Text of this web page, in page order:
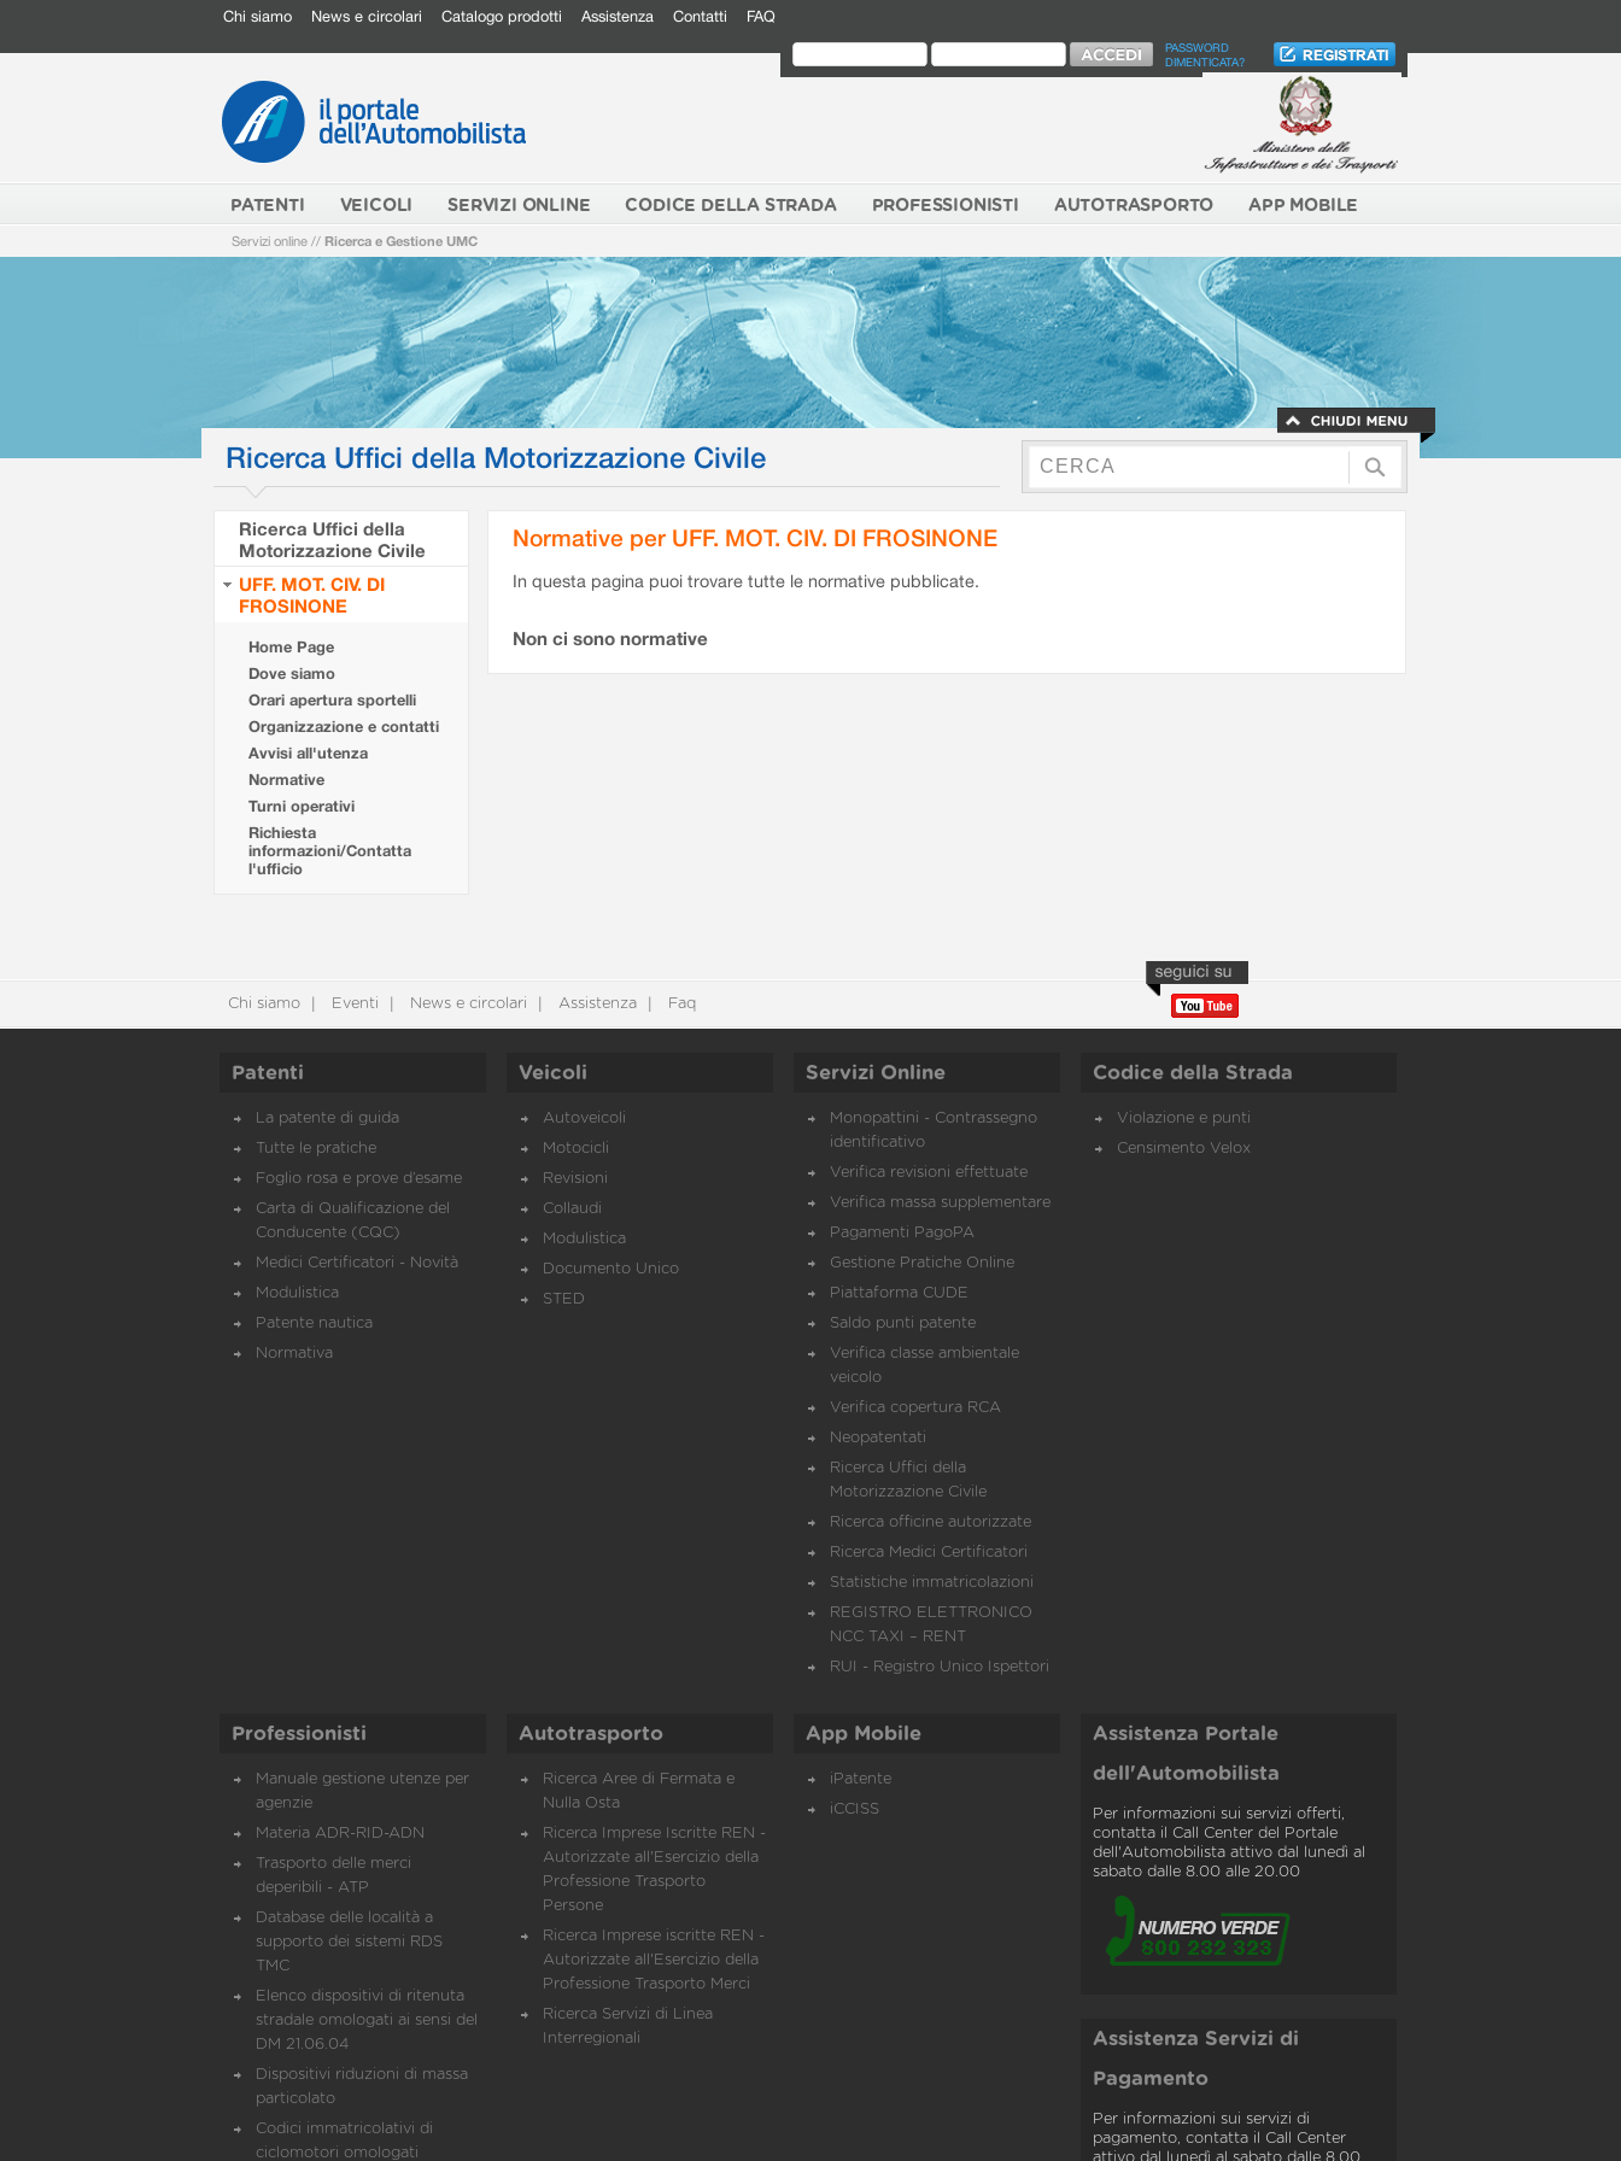
Chi siamo News e circolari Catalogo prodotti Assistenza Contatti FAQ
PASSWORD
DIMENTICATA?
PATENTI VEICOLI SERVIZI ONLINE CODICE DELLA STRADA PROFESSIONISTI AUTOTRASPORTO APP MOBILE
Servizi online // Ricerca e Gestione UMC
Ricerca Uffici della Motorizzazione Civile
Ricerca Uffici della
Motorizzazione Civile
UFF. MOT. CIV. DI
FROSINONE
Home Page
Dove siamo
Orari apertura sportelli
Organizzazione e contatti
Avvisi all'utenza
Normative
Turni operativi
Richiesta
informazioni/Contatta
l'ufficio
Normative per UFF. MOT. CIV. DI FROSINONE
In questa pagina puoi trovare tutte le normative pubblicate.
Non ci sono normative
Chi siamo Eventi News e circolari Assistenza Faq
Patenti
La patente di guida
Tutte le pratiche
Foglio rosa e prove d’esame
Carta di Qualificazione del
Conducente (CQC)
Medici Certificatori - Novità
Modulistica
Patente nautica
Normativa
Veicoli
Autoveicoli
Motocicli
Revisioni
Collaudi
Modulistica
Documento Unico
STED
Servizi Online
Monopattini - Contrassegno
identificativo
Verifica revisioni effettuate
Verifica massa supplementare
Pagamenti PagoPA
Gestione Pratiche Online
Piattaforma CUDE
Saldo punti patente
Verifica classe ambientale
veicolo
Verifica copertura RCA
Neopatentati
Ricerca Uffici della
Motorizzazione Civile
Ricerca officine autorizzate
Ricerca Medici Certificatori
Statistiche immatricolazioni
REGISTRO ELETTRONICO
NCC TAXI – RENT
RUI - Registro Unico Ispettori
Codice della Strada
Violazione e punti
Censimento Velox
Professionisti
Manuale gestione utenze per
agenzie
Materia ADR-RID-ADN
Trasporto delle merci
deperibili - ATP
Database delle località a
supporto dei sistemi RDS
TMC
Elenco dispositivi di ritenuta
stradale omologati ai sensi del
DM 21.06.04
Dispositivi riduzioni di massa
particolato
Codici immatricolativi di
ciclomotori omologati
Autotrasporto
Ricerca Aree di Fermata e
Nulla Osta
Ricerca Imprese Iscritte REN -
Autorizzate all'Esercizio della
Professione Trasporto
Persone
Ricerca Imprese iscritte REN -
Autorizzate all'Esercizio della
Professione Trasporto Merci
Ricerca Servizi di Linea
Interregionali
App Mobile
iPatente
iCCISS
Assistenza Portale
dell'Automobilista
Per informazioni sui servizi offerti,
contatta il Call Center del Portale
dell'Automobilista attivo dal lunedì al
sabato dalle 8.00 alle 20.00
Assistenza Servizi di
Pagamento
Per informazioni sui servizi di
pagamento, contatta il Call Center